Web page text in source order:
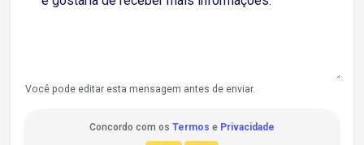
Você pode editar esta mensagem antes de enviar.
Concordo com os Termos e Privacidade